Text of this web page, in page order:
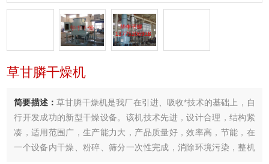
草甘膦干燥机
简要描述：草甘膦干燥机是我厂在引进、吸收*技术的基础上，自
行开发成功的新型干燥设备。该机技术先进，设计合理，结构紧
凑，适用范围广，生产能力大，产品质量好，效率高，节能，在
一个设备内干燥、粉碎、筛分一次性完成，消除环境污染，整机